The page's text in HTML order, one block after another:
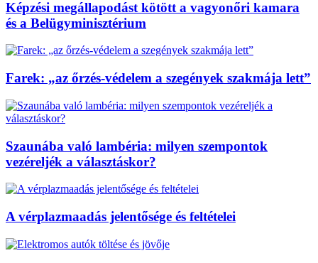
Képzési megállapodást kötött a vagyonőri kamara
és a Belügyminisztérium
Farek: „az őrzés-védelem a szegények szakmája lett”
Szaunába való lambéria: milyen szempontok
vezéreljék a választáskor?
A vérplazmaadás jelentősége és feltételei